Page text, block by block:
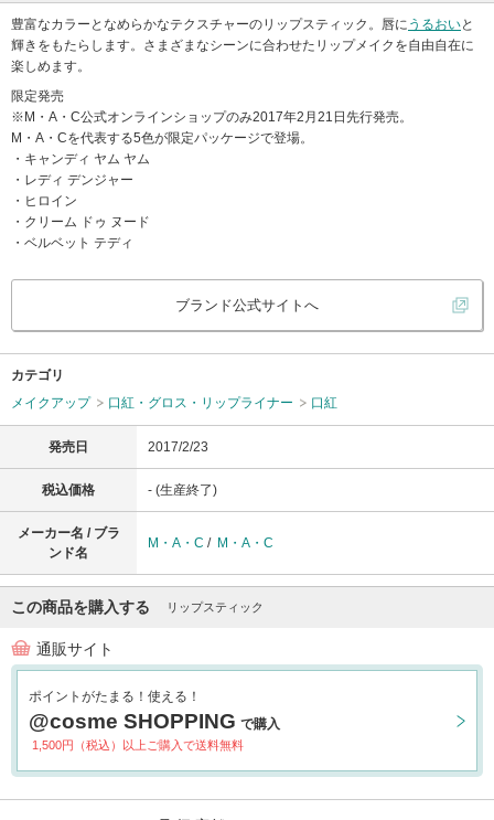
豊富なカラーとなめらかなテクスチャーのリップスティック。唇に うるおいと
輝きをもたらします。さまざまなシーンに合わせたリップメイクを自由自在に
楽しめます。
限定発売
※M・A・C公式オンラインショップのみ2017年2月21日先行発売。
M・A・Cを代表する5色が限定パッケージで登場。
・キャンディ ヤム ヤム
・レディ デンジャー
・ヒロイン
・クリーム ドゥ ヌード
・ベルベット テディ
ブランド公式サイトへ
カテゴリ
メイクアップ
口紅・グロス・リップライナー 口紅
発売日 2017/2/23
税込価格 - (生産終了)
メーカー名 / ブラ
ンド名
M・A・C / M・A・C
この商品を購入する リップスティック
通販サイト
ポイントがたまる！使える！
@cosme SHOPPING で購入
1,500円（税込）以上ご購入で送料無料